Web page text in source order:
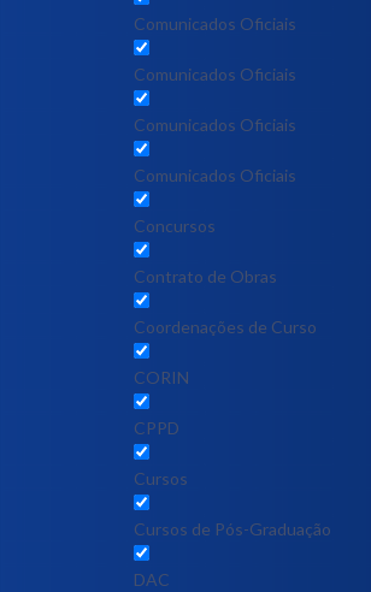
Comunicados Oficiais
Comunicados Oficiais
Comunicados Oficiais
Comunicados Oficiais
Concursos
Contrato de Obras
Coordenações de Curso
CORIN
CPPD
Cursos
Cursos de Pós-Graduação
DAC